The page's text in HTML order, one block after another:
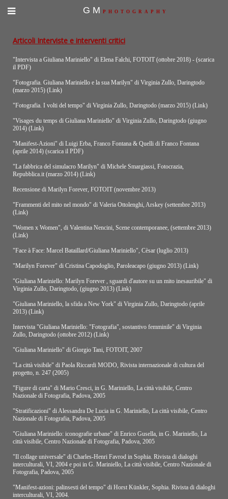
GM PHOTOGRAPHY
Articoli Interviste e interventi critici
"Intervista a Giuliana Mariniello" di Elena Falchi, FOTOIT (ottobre 2018) - (scarica
il PDF)
"Fotografia. Giuliana Mariniello e la sua Marilyn" di Virginia Zullo, Daringtodo
(marzo 2015) (Link)
"Fotografia. I volti del tempo" di Virginia Zullo, Daringtodo (marzo 2015) (Link)
"Visages du temps di Giuliana Mariniello" di Virginia Zullo, Daringtodo (giugno
2014) (Link)
"Manifest-Azioni" di Luigi Erba, Franco Fontana & Quelli di Franco Fontana
(aprile 2014) (scarica il PDF)
"La fabbrica del simulacro Marilyn" di Michele Smargiassi, Fotocrazia,
Repubblica.it (marzo 2014) (Link)
Recensione di Marilyn Forever, FOTOIT (novembre 2013)
"Frammenti del mito nel mondo" di Valeria Ottolenghi, Arskey (settembre 2013)
(Link)
"Women x Women", di Valentina Nencini, Scene contemporanee, (settembre 2013)
(Link)
"Face à Face: Marcel Bataillard/Giuliana Mariniello", Cèsar (luglio 2013)
"Marilyn Forever" di Cristina Capodoglio, Paroleacapo (giugno 2013) (Link)
"Giuliana Mariniello: Marilyn Forever , sguardi d'autore su un mito inesauribile" di
Virginia Zullo, Daringtodo, (giugno 2013) (Link)
"Giuliana Mariniello, la sfida a New York" di Virginia Zullo, Daringtodo (aprile
2013) (Link)
Intervista "Giuliana Mariniello: "Fotografia", sostantivo femminile" di Virginia
Zullo, Daringtodo (ottobre 2012) (Link)
"Giuliana Mariniello" di Giorgio Tani, FOTOIT, 2007
"La città visibile" di Paola Riccardi MODO, Rivista internazionale di cultura del
progetto, n. 247 (2005)
"Figure di carta" di Mario Cresci, in G. Mariniello, La città visibile, Centro
Nazionale di Fotografia, Padova, 2005
"Stratificazioni" di Alessandra De Lucia in G. Mariniello, La città visibile, Centro
Nazionale di Fotografia, Padova, 2005
"Giuliana Mariniello: iconografie urbane" di Enrico Gusella, in G. Mariniello, La
città visibile, Centro Nazionale di Fotografia, Padova, 2005
"Il collage universale" di Charles-Henri Favrod in Sophia. Rivista di dialoghi
interculturali, VI, 2004 e poi in G. Mariniello, La città visibile, Centro Nazionale di
Fotografia, Padova, 2005
"Manifest-azioni: palinsesti del tempo" di Horst Künkler, Sophia. Rivista di dialoghi
interculturali, VI, 2004.